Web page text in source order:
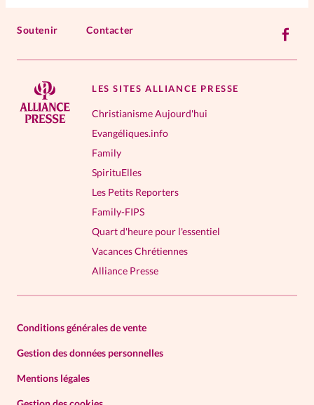
Soutenir Contacter
LES SITES ALLIANCE PRESSE
Christianisme Aujourd'hui
Evangéliques.info
Family
SpirituElles
Les Petits Reporters
Family-FIPS
Quart d'heure pour l'essentiel
Vacances Chrétiennes
Alliance Presse
Conditions générales de vente
Gestion des données personnelles
Mentions légales